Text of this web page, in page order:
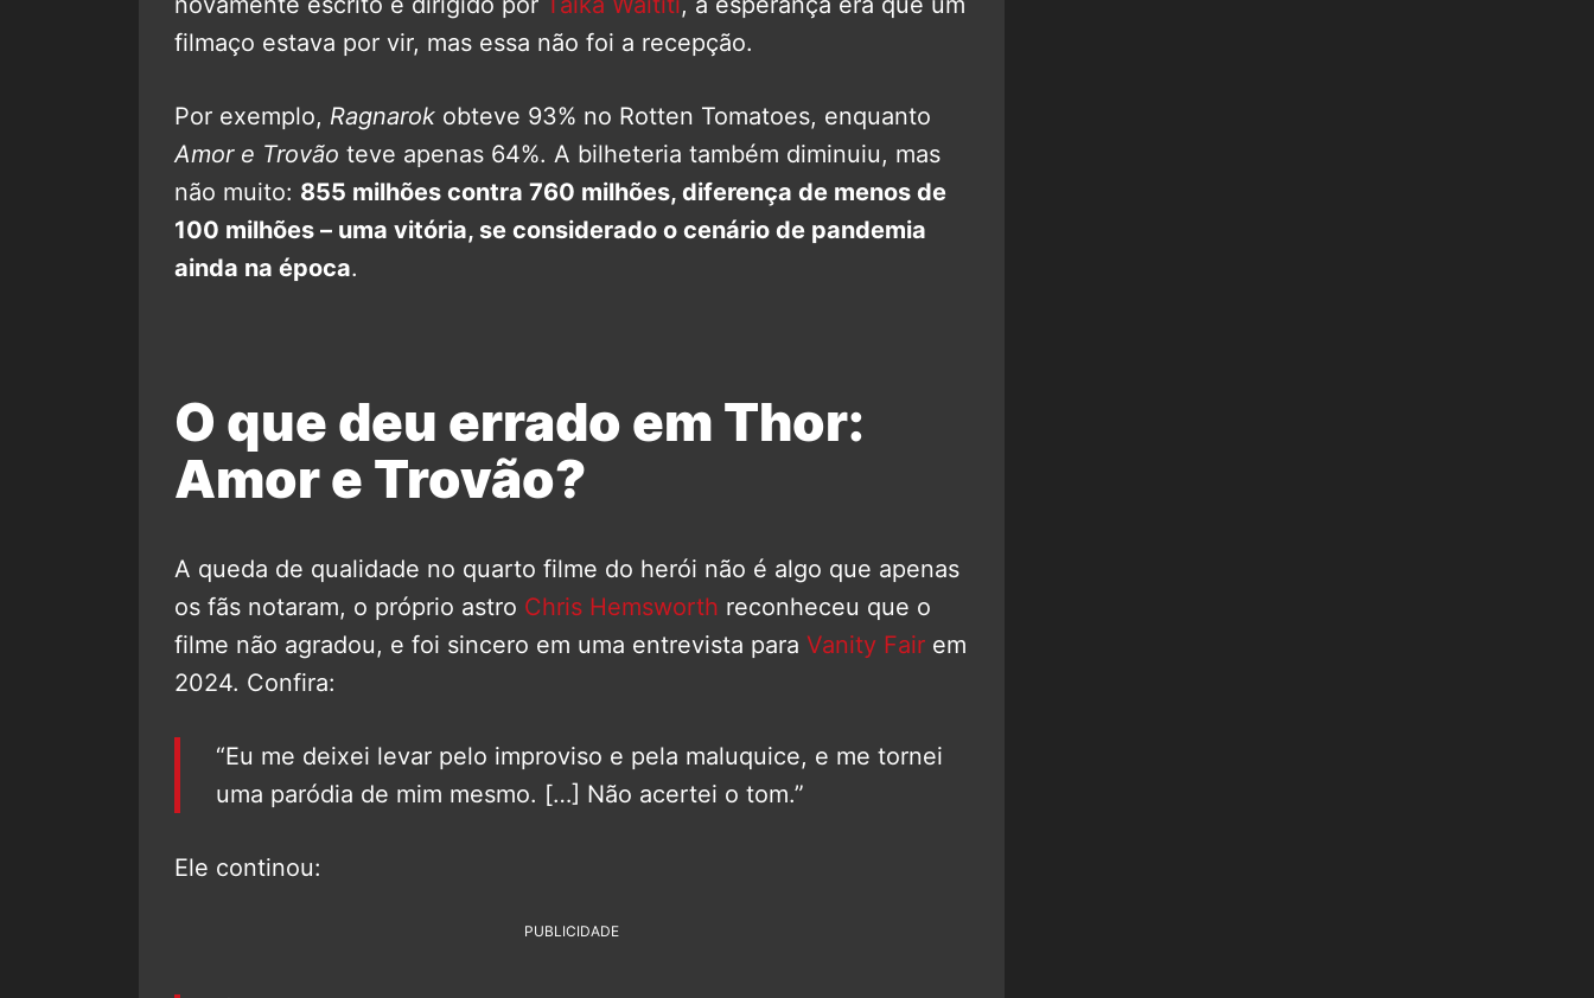
filmaço estava por vir, mas essa não foi a recepção.
Por exemplo, Ragnarok obteve 93% no Rotten Tomatoes, enquanto
Amor e Trovão teve apenas 64%. A bilheteria também diminuiu, mas
não muito: 855 milhões contra 760 milhões, diferença de menos de
100 milhões – uma vitória, se considerado o cenário de pandemia
ainda na época.
O que deu errado em Thor:
Amor e Trovão?
A queda de qualidade no quarto filme do herói não é algo que apenas
os fãs notaram, o próprio astro Chris Hemsworth reconheceu que o
filme não agradou, e foi sincero em uma entrevista para Vanity Fair em
2024. Confira:
“Eu me deixei levar pelo improviso e pela maluquice, e me tornei
uma paródia de mim mesmo. […] Não acertei o tom.”
Ele continou:
PUBLICIDADE